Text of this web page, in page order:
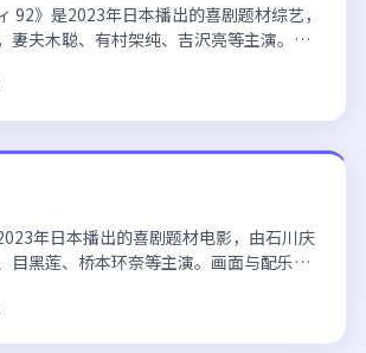
92》是2023年日本播出的喜剧题材综艺，
妻夫木聪、有村架纯、吉沢亮等主演。厨
线播放平...
148分钟
年日本播出的喜剧题材电影，由石川庆
目黑莲、桥本环奈等主演。画面与配乐极
平台免费高清...
67分钟/集